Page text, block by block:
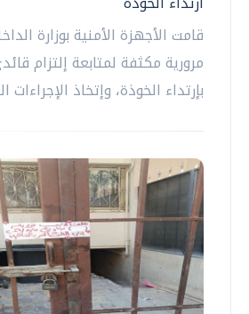
قامت الأجهزة الأمنية بوزارة
مرورية مكثفة لمتابعة إلتزام
بإرتداء الخوذة، وإتخاذ الإجراءات